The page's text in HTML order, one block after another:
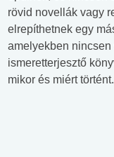
rövid novellák vagy
elrepíthetnek egy
amelyekben
ismeretterjesztő
mikor és miért történt.